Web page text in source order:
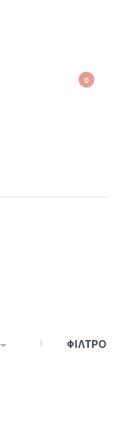
0
ΦΙΛΤΡΟ